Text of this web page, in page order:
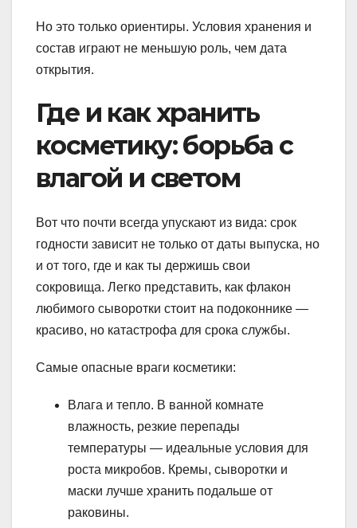
Но это только ориентиры. Условия хранения и
состав играют не меньшую роль, чем дата
открытия.
Где и как хранить
косметику: борьба с
влагой и светом
Вот что почти всегда упускают из вида: срок
годности зависит не только от даты выпуска, но
и от того, где и как ты держишь свои
сокровища. Легко представить, как флакон
любимого сыворотки стоит на подоконнике —
красиво, но катастрофа для срока службы.
Самые опасные враги косметики:
Влага и тепло. В ванной комнате
влажность, резкие перепады
температуры — идеальные условия для
роста микробов. Кремы, сыворотки и
маски лучше хранить подальше от
раковины.